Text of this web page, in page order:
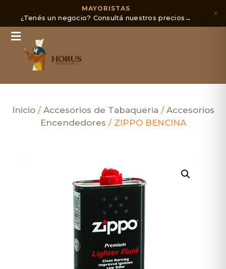
MAYORISTAS
¿Tenés un negocio? Consultá nuestros precios→ ×
Inicio/ Accesorios de Tabaqueria / Accesorios
Encendedores / ZIPPO BENCINA